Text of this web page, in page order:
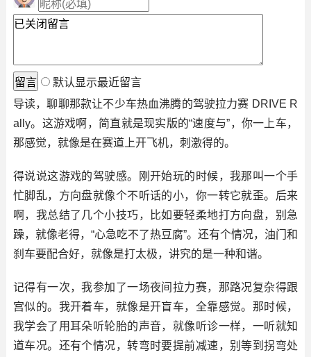
默认显示最近留言
导读，聊聊那款让不少车热血沸腾的驾驶拉力赛 DRIVE R
ally。这游戏啊，简直就是现实版的“速度与”，你一上车，
那感觉，就像是在赛道上开飞机，刺激得的。
得说说这游戏的驾驶感。刚开始玩的时候，我那叫一个手
忙脚乱，方向盘就像个不听话的小，你一转它就歪。后来
啊，我总结了几个小技巧，比如要轻柔地打方向盘，别急
躁，就像老得，“心急吃不了热豆腐”。还有个情况，油门和
刹车要配合好，就像是打太极，讲究的是一种和谐。
记得有一次，我参加了一场夜间拉力赛，那路况复杂得跟
宫似的。我开着车，就像是开盲车，全靠感觉。那时候，
我学会了用耳朵听轮胎的声音，就像听诊一样，一听就知
道车况。还有个情况，转弯时要提前减速，别等到拐弯处